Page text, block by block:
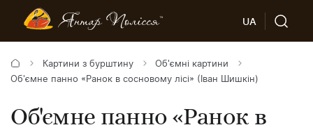
UA
Картини з бурштину
Об'ємні картини
Об'ємне панно «Ранок в сосновому лісі» (Іван Шишкін)
Об'ємне панно «Ранок в